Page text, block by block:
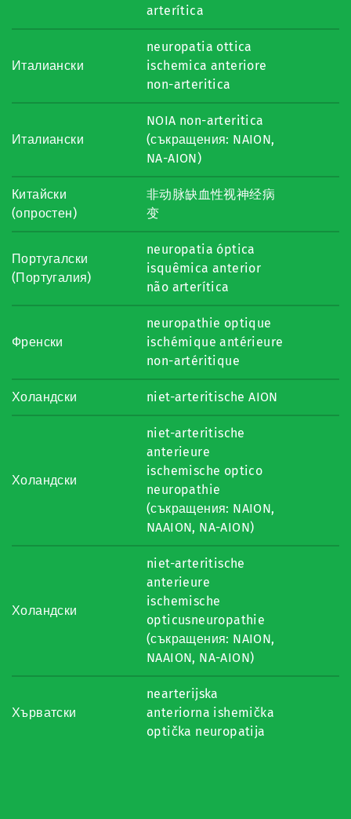
arterítica
Италиански
neuropatia ottica
ischemica anteriore
non-arteritica
Италиански
NOIA non-arteritica
(съкращения: NAION,
NA-AION)
Китайски
(опростен)
非动脉缺血性视神经病
变
Португалски
(Португалия)
neuropatia óptica
isquêmica anterior
não arterítica
Френски
neuropathie optique
ischémique antérieure
non-artéritique
Холандски niet-arteritische AION
Холандски
niet-arteritische
anterieure
ischemische optico
neuropathie
(съкращения: NAION,
NAAION, NA-AION)
Холандски
niet-arteritische
anterieure
ischemische
opticusneuropathie
(съкращения: NAION,
NAAION, NA-AION)
Хърватски
nearterijska
anteriorna ishemička
optička neuropatija